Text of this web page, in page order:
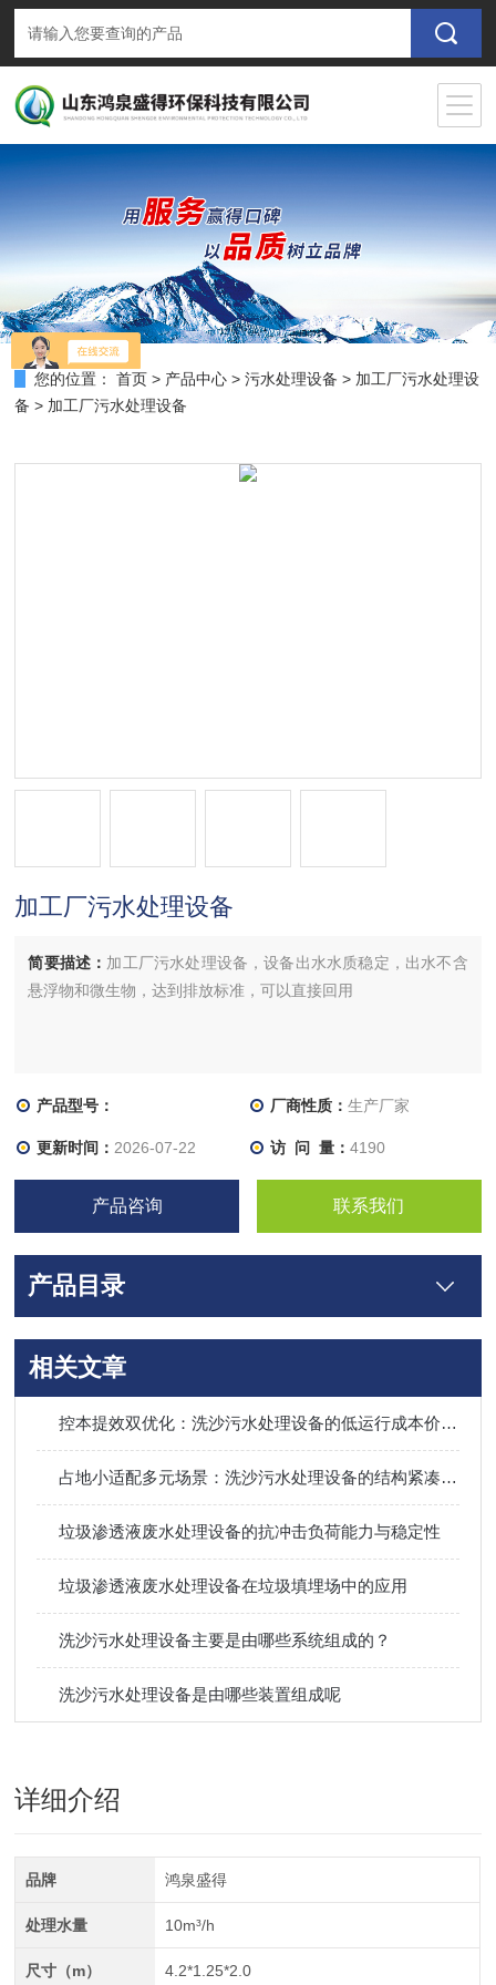
您的位置： 首页 > 产品中心 >污水处理设备 > 加工厂污水处理设
备 > 加工厂污水处理设备
加工厂污水处理设备
简要描述： 加工厂污水处理设备，设备出水水质稳定，出水不含
悬浮物和微生物，达到排放标准，可以直接回用
产品型号： 厂商性质： 生产厂家
更新时间： 2026-07-22 访 问 量： 4190
产品咨询 联系我们
产品目录
相关文章
控本提效双优化：洗沙污水处理设备的低运行成本价值分析
占地小适配多元场景：洗沙污水处理设备的结构紧凑性优势解读
垃圾渗透液废水处理设备的抗冲击负荷能力与稳定性
垃圾渗透液废水处理设备在垃圾填埋场中的应用
洗沙污水处理设备主要是由哪些系统组成的？
洗沙污水处理设备是由哪些装置组成呢
详细介绍
品牌 鸿泉盛得
处理水量 10m³/h
尺寸（m） 4.2*1.25*2.0